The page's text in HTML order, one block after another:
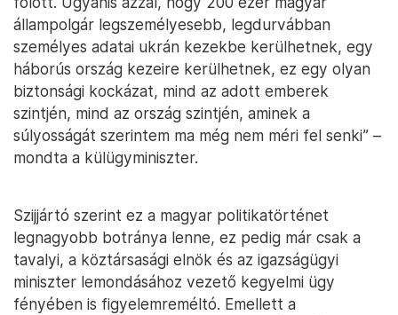
állampolgár legszemélyesebb, legdurvábban
személyes adatai ukrán kezekbe kerülhetnek, egy
háborús ország kezeire kerülhetnek, ez egy olyan
biztonsági kockázat, mind az adott emberek
szintjén, mind az ország szintjén, aminek a
súlyosságát szerintem ma még nem méri fel senki” –
mondta a külügyminiszter.
Szijjártó szerint ez a magyar politikatörténet
legnagyobb botránya lenne, ez pedig már csak a
tavalyi, a köztársasági elnök és az igazságügyi
miniszter lemondásához vezető kegyelmi ügy
fényében is figyelemreméltó. Emellett a